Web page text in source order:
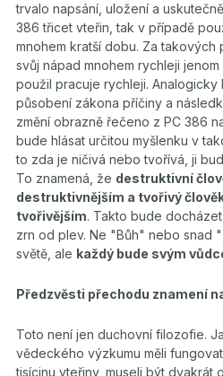
trvalo napsání, uložení a
386 třicet vteřin, tak v případě
mnohem kratší dobu. Za
svůj nápad mnohem rychleji
použil pracuje rychleji.
působení zákona příčiny a
změní obrazně řečeno z PC 386
bude hlásat určitou myšlenku v
to zda je ničivá nebo tvořívá, ji
To znamená, že destruktivní
destruktivnějším a tvořivý
tvořivějším. Takto bude
zrn od plev. Ne "Bůh" nebo snad
světě, ale každý bude svým
Předzvěsti přechodu znamení
Toto není jen duchovní filozofie.
vědeckého výzkumu měli
tisícinu vteřiny, museli být dvakrát